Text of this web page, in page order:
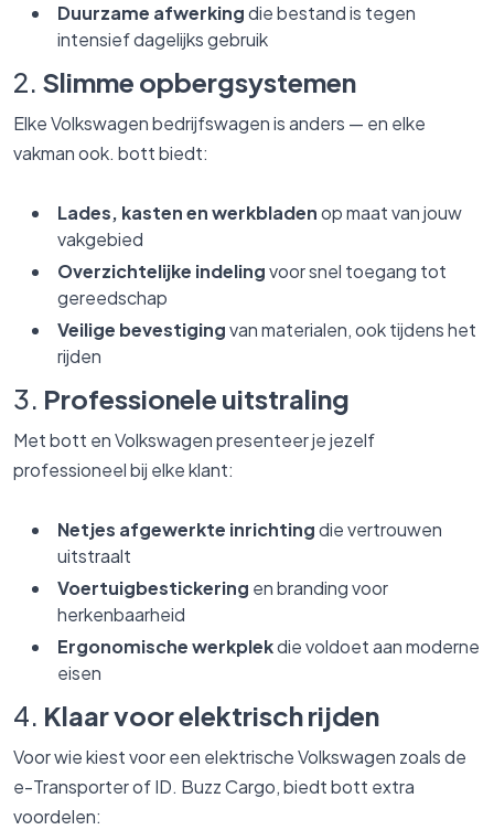
Duurzame afwerkingdie bestand is tegen
intensief dagelijks gebruik
2. Slimme opbergsystemen
Elke Volkswagen bedrijfswagen is anders — en elke
vakman ook. bott biedt:
Lades, kasten en werkbladenop maat van jouw
vakgebied
Overzichtelijke indelingvoor snel toegang tot
gereedschap
Veilige bevestigingvan materialen, ook tijdens het
rijden
3. Professionele uitstraling
Met bott en Volkswagen presenteer je jezelf
professioneel bij elke klant:
Netjes afgewerkte inrichtingdie vertrouwen
uitstraalt
Voertuigbestickering en branding voor
herkenbaarheid
Ergonomische werkplekdie voldoet aan moderne
eisen
4. Klaar voor elektrisch rijden
Voor wie kiest voor een elektrische Volkswagen zoals de
e-Transporter of ID. Buzz Cargo, biedt bott extra
voordelen: